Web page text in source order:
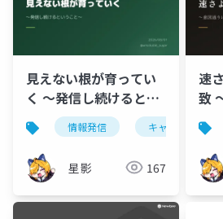
見えない根が育ってい
く 〜発信し続けるとい
うこと〜情報発信 キャリア
星影 167
速
致 〜意図通りに伝わる
こ